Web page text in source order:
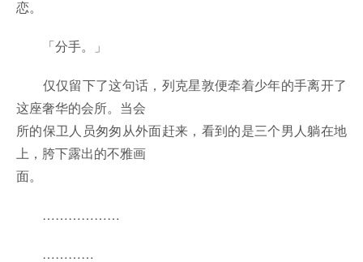
恋。
「分手。」
仅仅留下了这句话，列克星敦便牵着少年的手离开了
这座奢华的会所。当会
所的保卫人员匆匆从外面赶来，看到的是三个男人躺在地
上，胯下露出的不雅画
面。
………………
…………